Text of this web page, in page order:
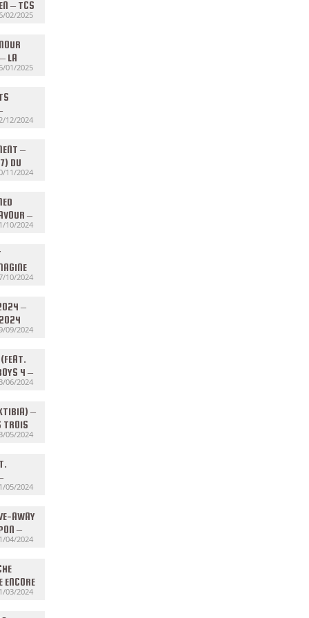
– TCS
02/2025
LA
À
01/2025
DU
12/2024
–
DU
11/2024
–
–
10/2024
10/2024
2024 –
09/2024
4 –
#39
06/2024
–
TROIS
(S6)
05/2024
05/2024
AWAY
–
2024
04/2024
ENCORE
03/2024